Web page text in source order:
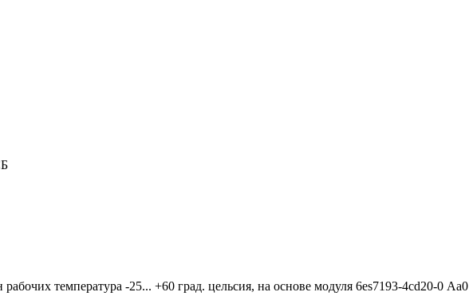
температура -25... +60 град. цельсия, на основе модуля 6es7193-4cd20-0 Аa0